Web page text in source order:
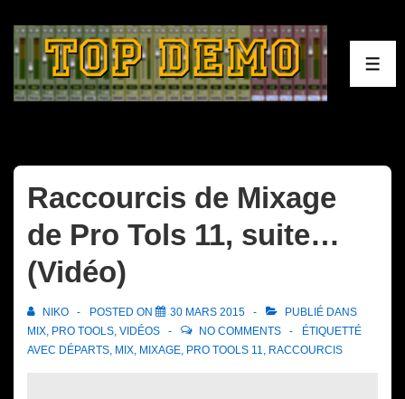
passer
au
contenu
principal
Raccourcis de Mixage
de Pro Tols 11, suite…
(Vidéo)
NIKO POSTED ON 30 MARS 2015
PUBLIÉ DANS
MIX, PRO TOOLS, VIDÉOS NO COMMENTS
ÉTIQUETTÉ
AVEC DÉPARTS, MIX, MIXAGE, PRO TOOLS 11, RACCOURCIS